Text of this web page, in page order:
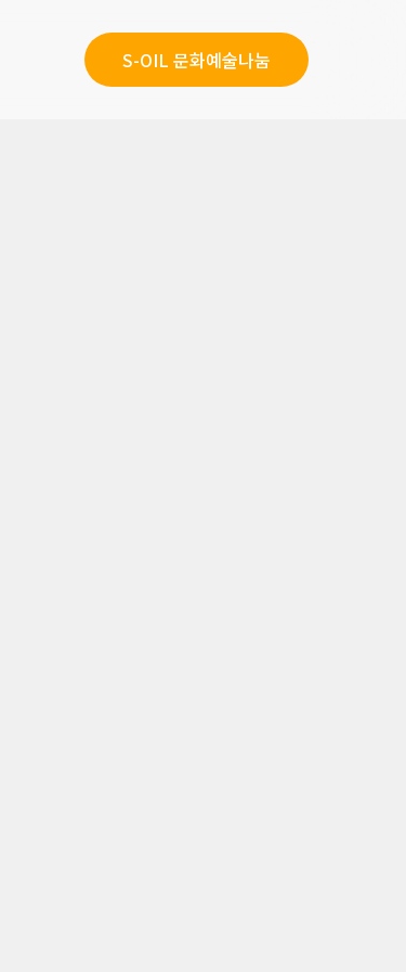
S-OIL 문화예술나눔